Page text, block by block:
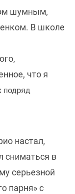
шумным,
В школе
что я
подряд
настал,
сниматься в
серьезной
парня» с